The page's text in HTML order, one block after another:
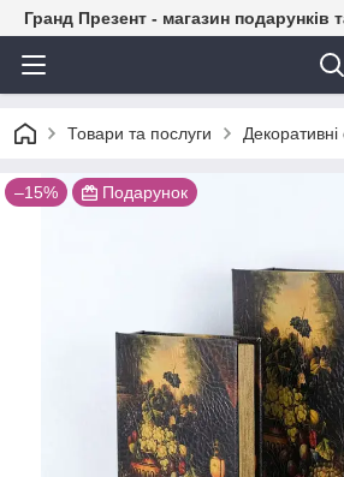
Гранд Презент - магазин подарунків
Товари та послуги Декоративні
–15% Подарунок